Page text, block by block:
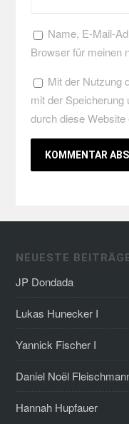
Name, E-Mail-
Browser für meinen
Mit der Nutzung
mit der Speicherung
durch diese Website
NEUESTE
JP Dondada
Lukas Hunecker I
Yannick Fischer I
Daniel Noël
Hannah Hupfauer